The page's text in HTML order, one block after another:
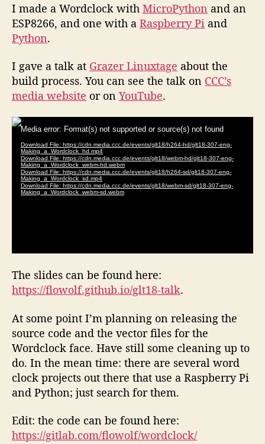
I made a Wordclock with MicroPython and an
ESP8266, and one with a Raspberry Pi and
Python.
I gave a talk at Grazer Linuxtage about the
build process. You can see the talk on CCC’s
media website or on YouTube.
The slides can be found here:
https://flowolf.github.io/glt18-talk.
At some point I’m planning on releasing the
source code and the vector files for the
Wordclock face. Have still some cleaning up to
do. In the mean time: there are several word
clock projects out there that use a Raspberry Pi
and Python; just search for them.
Edit: the code can be found here:
https://gitlab.com/flowolf/wordclock/